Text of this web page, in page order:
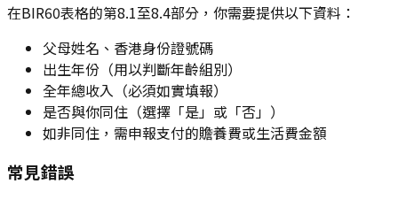
在BIR60表格的第8.1至8.4部分，你需要提供以下資料：
父母姓名、香港身份證號碼
出生年份（用以判斷年齡組別）
全年總收入（必須如實填報）
是否與你同住（選擇「是」或「否」）
如非同住，需申報支付的贍養費或生活費金額
常見錯誤